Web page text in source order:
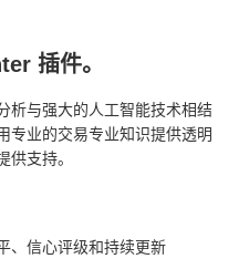
插件。
析与强大的人工智能技术相结
专业的交易专业知识提供透明
供支持。
、信心评级和持续更新